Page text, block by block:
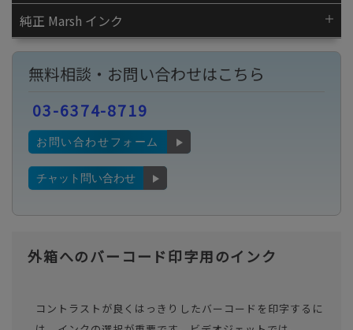
純正 Marsh インク
無料相談・お問い合わせはこちら
03-6374-8719
お問い合わせフォーム
チャット問い合わせ
外箱へのバーコード印字用のインク
コントラストが良くはっきりしたバーコードを印字するに